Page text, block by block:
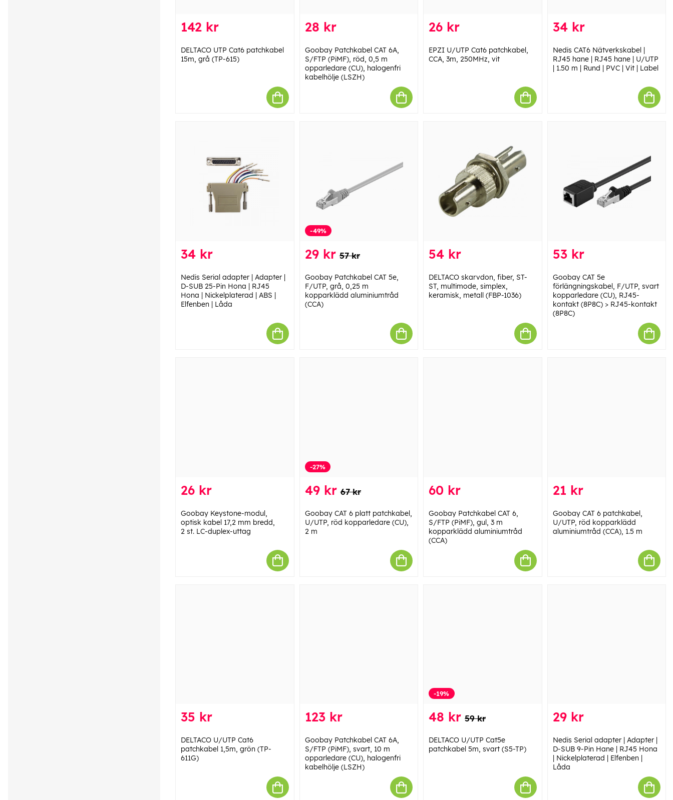
142 kr
DELTACO UTP Cat6 patchkabel
15m, grå (TP-615)
28 kr
Goobay Patchkabel CAT 6A,
S/FTP (PiMF), röd, 0,5 m
opparledare (CU), halogenfri
kabelhölje (LSZH)
26 kr
EPZI U/UTP Cat6 patchkabel,
CCA, 3m, 250MHz, vit
34 kr
Nedis CAT6 Nätverkskabel |
RJ45 hane | RJ45 hane | U/UTP
| 1.50 m | Rund | PVC | Vit | Label
34 kr
Nedis Serial adapter | Adapter |
D-SUB 25-Pin Hona | RJ45
Hona | Nickelplaterad | ABS |
Elfenben | Låda
-49%
29 kr 57 kr
Goobay Patchkabel CAT 5e,
F/UTP, grå, 0,25 m
kopparklädd aluminiumtråd
(CCA)
54 kr
DELTACO skarvdon, fiber, ST-
ST, multimode, simplex,
keramisk, metall (FBP-1036)
53 kr
Goobay CAT 5e
förlängningskabel, F/UTP, svart
kopparledare (CU), RJ45-
kontakt (8P8C) > RJ45-kontakt
(8P8C)
26 kr
Goobay Keystone-modul,
optisk kabel 17,2 mm bredd,
2 st. LC-duplex-uttag
-27%
49 kr 67 kr
Goobay CAT 6 platt patchkabel,
U/UTP, röd kopparledare (CU),
2 m
60 kr
Goobay Patchkabel CAT 6,
S/FTP (PiMF), gul, 3 m
kopparklädd aluminiumtråd
(CCA)
21 kr
Goobay CAT 6 patchkabel,
U/UTP, röd kopparklädd
aluminiumtråd (CCA), 1.5 m
35 kr
DELTACO U/UTP Cat6
patchkabel 1,5m, grön (TP-
611G)
123 kr
Goobay Patchkabel CAT 6A,
S/FTP (PiMF), svart, 10 m
opparledare (CU), halogenfri
kabelhölje (LSZH)
-19%
48 kr 59 kr
DELTACO U/UTP Cat5e
patchkabel 5m, svart (S5-TP)
29 kr
Nedis Serial adapter | Adapter |
D-SUB 9-Pin Hane | RJ45 Hona
| Nickelplaterad | Elfenben |
Låda